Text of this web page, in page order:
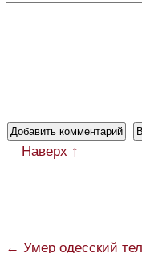
Наверх ↑
← Умер одесский